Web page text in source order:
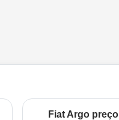
Fiat Argo preço